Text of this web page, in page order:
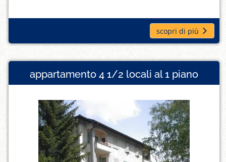
scopri di più
appartamento 4 1/2 locali al 1 piano